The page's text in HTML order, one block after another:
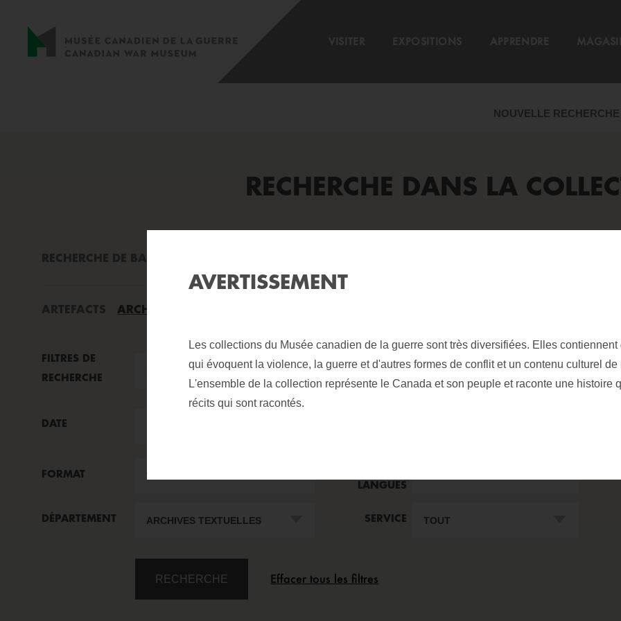
VISITER EXPOSITIONS APPRENDRE
NOUVELLE RECHERCHE
RECHERCHE DANS LA
RECHERCHE DE BASE
ARTEFACTS ARCHIVES
FILTRES DE
RECHERCHE
FIELD TO SEARCH
DATE
FORMAT
LANGUES
DÉPARTEMENT SERVICE
RECHERCHE Effacer tous les filtres
AVERTISSEMENT
Les collections du Musée canadien de la guerre sont très diversifiées. Elles
qui évoquent la violence, la guerre et d'autres formes de conflit et un contenu culturel de
L'ensemble de la collection représente le Canada et son peuple et raconte une histoire
récits qui sont racontés.